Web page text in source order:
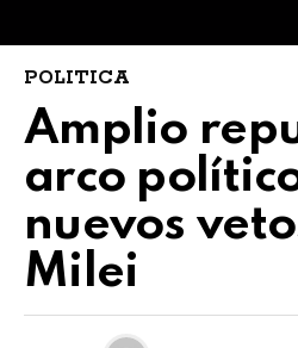
POLITICA
Amplio
arco
nuevos
Milei